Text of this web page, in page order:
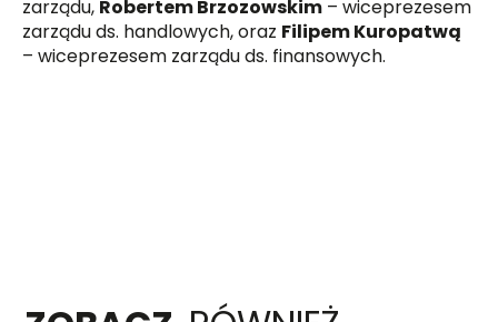
zarządu, Robertem Brzozowskim – wiceprezesem
zarządu ds. handlowych, oraz Filipem Kuropatwą
– wiceprezesem zarządu ds. finansowych.